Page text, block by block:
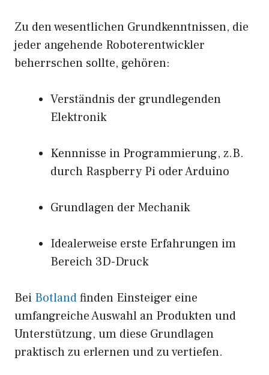
Zu den wesentlichen Grundkenntnissen, die
jeder angehende Roboterentwickler
beherrschen sollte, gehören:
Verständnis der grundlegenden
Elektronik
Kennnisse in Programmierung, z.B.
durch Raspberry Pi oder Arduino
Grundlagen der Mechanik
Idealerweise erste Erfahrungen im
Bereich 3D-Druck
Bei Botlandfinden Einsteiger eine
umfangreiche Auswahl an Produkten und
Unterstützung, um diese Grundlagen
praktisch zu erlernen und zu vertiefen.